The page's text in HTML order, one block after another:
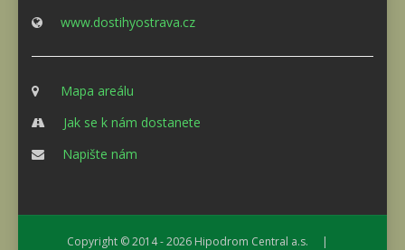
www.dostihyostrava.cz
Mapa areálu
Jak se k nám dostanete
Napište nám
Copyright © 2014 - 2026 Hipodrom Central a.s. |